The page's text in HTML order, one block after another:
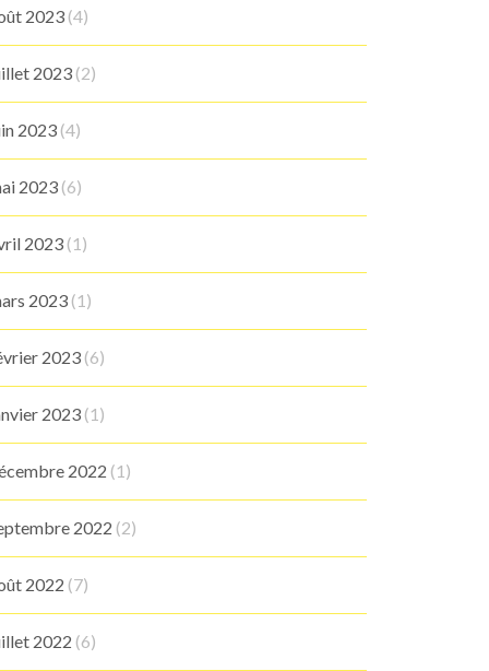
2023 (4)
2023 (2)
2023 (4)
2023 (6)
2023 (1)
2023 (1)
2023 (6)
2023 (1)
2022 (1)
2022 (2)
2022 (7)
2022 (6)